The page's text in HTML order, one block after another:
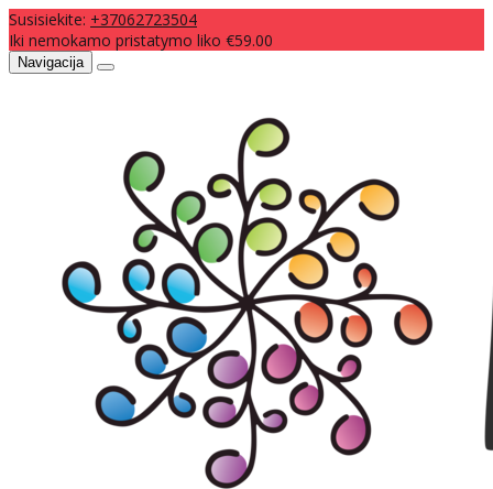
Susisiekite: +37062723504
Iki nemokamo pristatymo liko €59.00
Navigacija